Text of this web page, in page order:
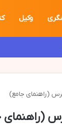
وکیل
(راهنمای جامع)